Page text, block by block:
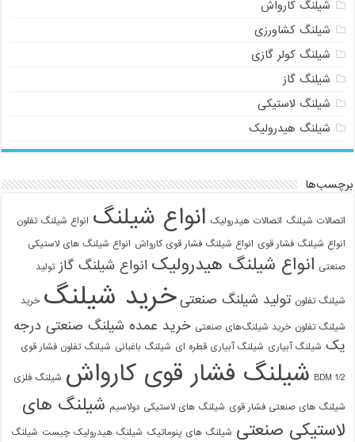
شیلنگ کارواش
شیلنگ کشاورزی
شیلنگ کولر گازی
شیلنگ گاز
شیلنگ لاستیکی
شیلنگ هیدرولیک
برچسب‌ها
اتصالات شیلنگ اتصالات هیدرولیک انواع شیلنگ انواع شیلنگ تفلون
انواع شیلنگ فشار قوی انواع شیلنگ فشار قوی کارواش انواع شیلنگ های لاستیکی
صنعتی انواع شیلنگ هیدرولیک انواع شیلنگ گاز تولید
شیلنگ تفلون تولید شیلنگ صنعتی خرید شیلنگ خرید
شیلنگ تفلون خرید شیلنگ‌های صنعتی خرید عمده شیلنگ صنعتی درجه
یک شیلنگ آبیاری شیلنگ آبیاری قطره ای شیلنگ باغبانی شیلنگ تفلون فشار قوی
1/2 BDM شیلنگ فشار قوی کارواش شیلنگ فلزی
شیلنگ های صنعتی فشار قوی شیلنگ های لاستیکی دولاسیم شیلنگ های
لاستیکی صنعتی شیلنگ های پنوماتیک شیلنگ هیدرولیک چیست شیلنگ